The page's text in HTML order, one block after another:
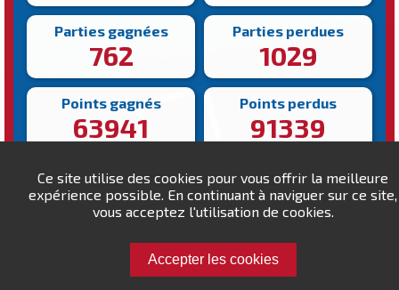
Ce site utilise des cookies pour vous offrir la meilleure
expérience possible. En continuant à naviguer sur ce site,
vous acceptez l'utilisation de cookies.
Accepter les cookies
Parties gagnées
762
Parties perdues
1029
Points gagnés
63941
Points perdus
91339
Victoire la plus rapide
112s
Victoire la plus lente
1478s
Défiez SNOW !